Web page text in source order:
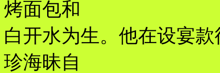
烤面包和
白开水为生。他在设宴
珍海昧自